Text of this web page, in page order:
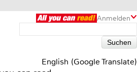
Anmelden
English (Google Translate)